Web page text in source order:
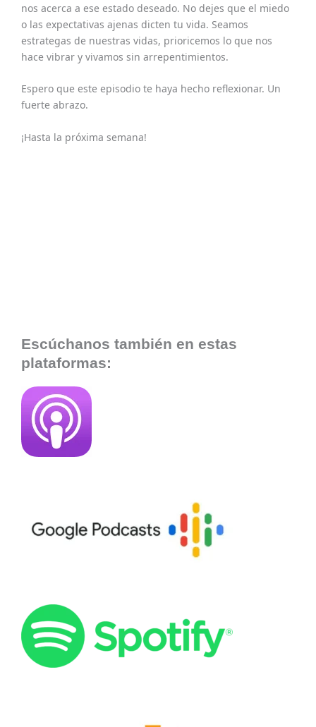
nos acerca a ese estado deseado. No dejes que el miedo
o las expectativas ajenas dicten tu vida. Seamos
estrategas de nuestras vidas, prioricemos lo que nos
hace vibrar y vivamos sin arrepentimientos.
Espero que este episodio te haya hecho reflexionar. Un
fuerte abrazo.
¡Hasta la próxima semana!
Escúchanos también en estas
plataformas: